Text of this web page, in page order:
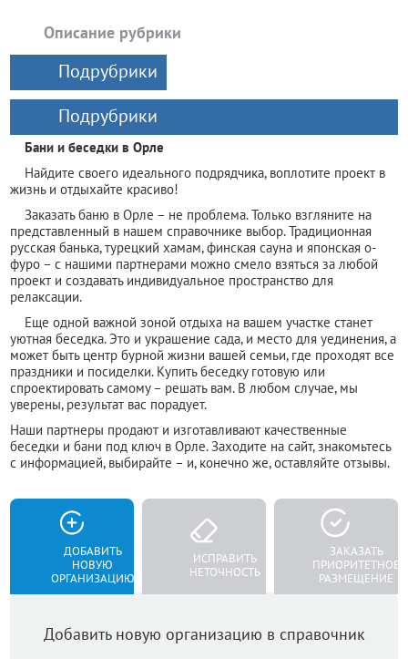
Описание рубрики
Подрубрики
Подрубрики
Бани и беседки в Орле
Найдите своего идеального подрядчика, воплотите проект в
жизнь и отдыхайте красиво!
Заказать баню в Орле – не проблема. Только взгляните на
представленный в нашем справочнике выбор. Традиционная
русская банька, турецкий хамам, финская сауна и японская о-
фуро – с нашими партнерами можно смело взяться за любой
проект и создавать индивидуальное пространство для
релаксации.
Еще одной важной зоной отдыха на вашем участке станет
уютная беседка. Это и украшение сада, и место для уединения, а
может быть центр бурной жизни вашей семьи, где проходят все
праздники и посиделки. Купить беседку готовую или
спроектировать самому – решать вам. В любом случае, мы
уверены, результат вас порадует.
Наши партнеры продают и изготавливают качественные
беседки и бани под ключ в Орле. Заходите на сайт, знакомьтесь
с информацией, выбирайте – и, конечно же, оставляйте отзывы.
ДОБАВИТЬ
НОВУЮ
ОРГАНИЗАЦИЮ
ИСПРАВИТЬ
НЕТОЧНОСТЬ
ЗАКАЗАТЬ
ПРИОРИТЕТНОЕ
РАЗМЕЩЕНИЕ
Добавить новую организацию в справочник